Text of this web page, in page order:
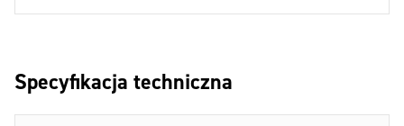
Specyfikacja techniczna